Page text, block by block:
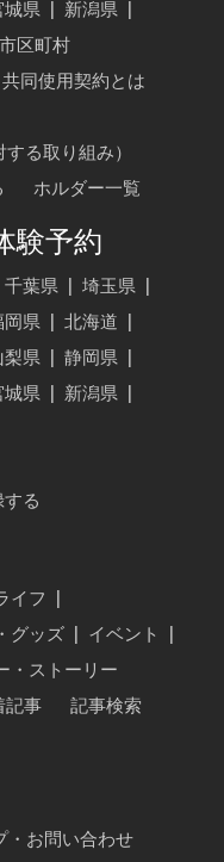
城県 新潟県
区町村
共同使用契約とは
る取り組み）
ホルダー一覧
験予約
千葉県 埼玉県
岡県 北海道
梨県 静岡県
城県 新潟県
る
イフ
グッズ イベント
・ストーリー
記事
記事検索
・お問い合わせ